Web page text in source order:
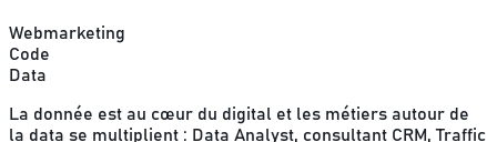
Webmarketing
Code
Data
La donnée est au cœur du digital et les métiers autour de
la data se multiplient : Data Analyst, consultant CRM, Traffic